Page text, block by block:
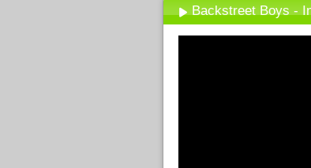
Backstreet Boys -